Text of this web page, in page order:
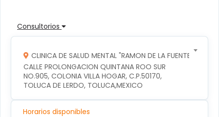
Consultorios
CLINICA DE SALUD MENTAL "RAMON DE LA FUENTE"
CALLE PROLONGACION QUINTANA ROO SUR
NO.905, COLONIA VILLA HOGAR, C.P.50170,
TOLUCA DE LERDO, TOLUCA,MEXICO
Horarios disponibles